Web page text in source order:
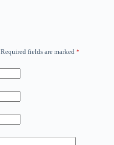
Required fields are marked *